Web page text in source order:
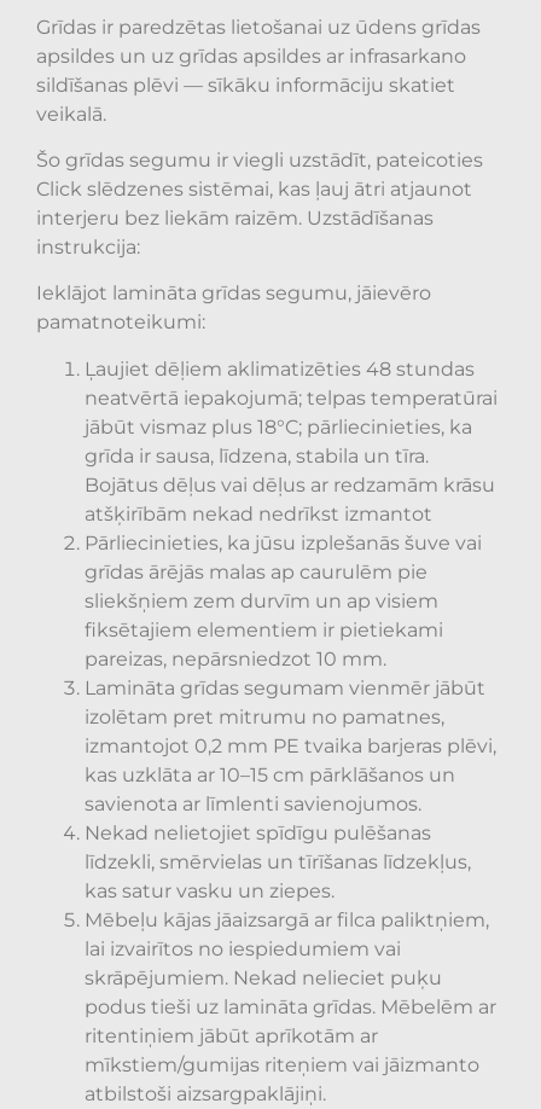
Grīdas ir paredzētas lietošanai uz ūdens grīdas
apsildes un uz grīdas apsildes ar infrasarkano
sildīšanas plēvi — sīkāku informāciju skatiet
veikalā.
Šo grīdas segumu ir viegli uzstādīt, pateicoties
Click slēdzenes sistēmai, kas ļauj ātri atjaunot
interjeru bez liekām raizēm. Uzstādīšanas
instrukcija:
Ieklājot lamināta grīdas segumu, jāievēro
pamatnoteikumi:
Ļaujiet dēļiem aklimatizēties 48 stundas
neatvērtā iepakojumā; telpas temperatūrai
jābūt vismaz plus 18°C; pārliecinieties, ka
grīda ir sausa, līdzena, stabila un tīra.
Bojātus dēļus vai dēļus ar redzamām krāsu
atšķirībām nekad nedrīkst izmantot
Pārliecinieties, ka jūsu izplešanās šuve vai
grīdas ārējās malas ap caurulēm pie
sliekšņiem zem durvīm un ap visiem
fiksētajiem elementiem ir pietiekami
pareizas, nepārsniedzot 10 mm.
Lamināta grīdas segumam vienmēr jābūt
izolētam pret mitrumu no pamatnes,
izmantojot 0,2 mm PE tvaika barjeras plēvi,
kas uzklāta ar 10–15 cm pārklāšanos un
savienota ar līmlenti savienojumos.
Nekad nelietojiet spīdīgu pulēšanas
līdzekli, smērvielas un tīrīšanas līdzekļus,
kas satur vasku un ziepes.
Mēbeļu kājas jāaizsargā ar filca paliktņiem,
lai izvairītos no iespiedumiem vai
skrāpējumiem. Nekad nelieciet puķu
podus tieši uz lamināta grīdas. Mēbelēm ar
ritentiņiem jābūt aprīkotām ar
mīkstiem/gumijas riteņiem vai jāizmanto
atbilstoši aizsargpaklājiņi.